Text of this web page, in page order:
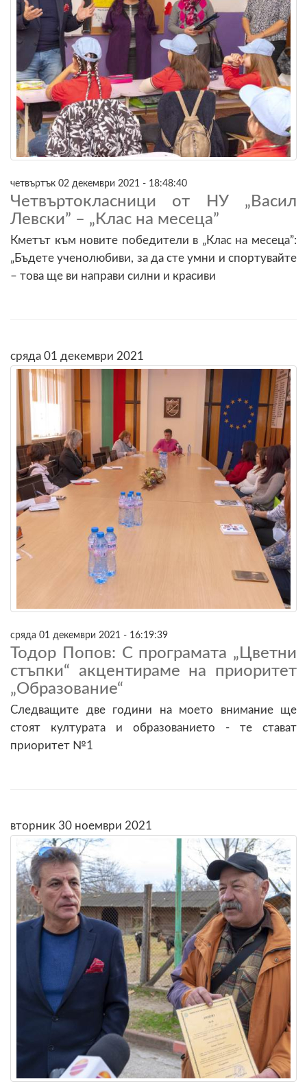
четвъртък 02 декември 2021 - 18:48:40
Четвъртокласници от НУ „Васил
Левски” – „Клас на месеца”
Кметът към новите победители в „Клас на месеца”:
„Бъдете ученолюбиви, за да сте умни и спортувайте
– това ще ви направи силни и красиви
сряда 01 декември 2021
сряда 01 декември 2021 - 16:19:39
Тодор Попов: С програмата „Цветни
стъпки“ акцентираме на приоритет
„Образование“
Следващите две години на моето внимание ще
стоят културата и образованието - те стават
приоритет №1
вторник 30 ноември 2021